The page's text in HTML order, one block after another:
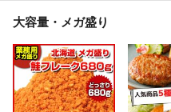
大容量・メガ盛り